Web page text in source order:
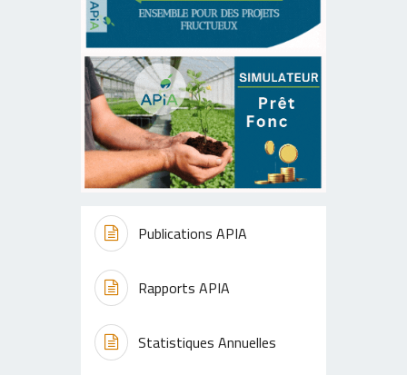
Publications APIA
Rapports APIA
Statistiques Annuelles